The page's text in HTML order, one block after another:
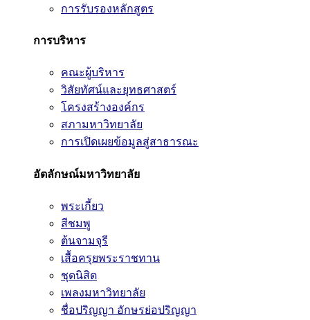
การรับรองหลักสูตร
การบริหาร
คณะผู้บริหาร
วิสัยทัศน์และยุทธศาสตร์
โครงสร้างองค์กร
สภามหาวิทยาลัย
การเปิดเผยข้อมูลสู่สาธารณะ
อัตลักษณ์มหาวิทยาลัย
พระเกี้ยว
สีชมพู
ต้นจามจุรี
เสื้อครุยพระราชทาน
ชุดนิสิต
เพลงมหาวิทยาลัย
ชื่อปริญญา อักษรย่อปริญญา